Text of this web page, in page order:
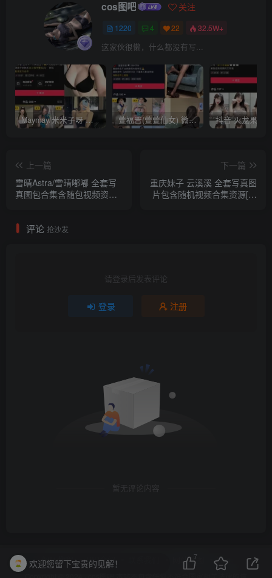
cos图吧 关注
1220 4 22 32.5W+
这家伙很懒，什么都没有写...
Maymay/米米子呀 铁粉空间视图资源下载(持续更新) 萱福晋(萱萱仙女) 微密圈网红视图 作品合集资源 [持续更新]
上一篇
雪晴Astra/雪晴嘟嘟 全套写
真图包合集含随包视频资源
下一篇
重庆妹子 云溪溪 全套写真图
片包含随机视频合集资源[持
评论 抢沙发
请登录后发表评论
登录 注册
暂无评论内容
解压教程 VIP介绍 网站地图 Rss
欢迎您留下宝贵的见解！
7